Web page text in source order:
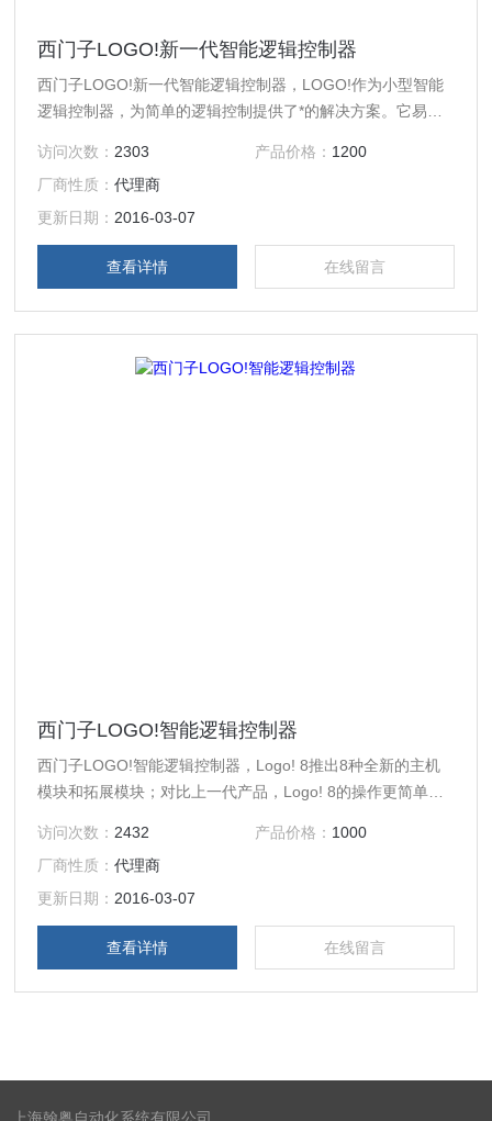
西门子LOGO!新一代智能逻辑控制器
西门子LOGO!新一代智能逻辑控制器，LOGO!作为小型智能
逻辑控制器，为简单的逻辑控制提供了*的解决方案。它易于
子第8代智能逻辑控制器，是西门子PLC家族里的Nano
PLC，它简化了编程组态，集成的面板可显示更多的内容，并
可通过集成的以太网接口轻松组网高效互联。
访问次数： 2303 产品价格： 1200
厂商性质：代理商
更新日期： 2016-03-07
查看详情 在线留言
西门子LOGO!智能逻辑控制器
西门子LOGO!智能逻辑控制器，Logo! 8推出8种全新的主机
模块和拓展模块；对比上一代产品，Logo! 8的操作更简单，
上一代产品的程序可移植到Logo! 8中继续使用。
访问次数： 2432 产品价格： 1000
厂商性质：代理商
更新日期： 2016-03-07
查看详情 在线留言